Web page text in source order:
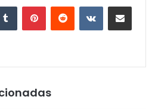
Tumblr PinterestReddit VKontakteCompartir por